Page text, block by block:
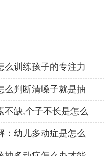
么训练孩子的专注力
么判断清嗓子就是抽
不缺,个子不长是怎么
：幼儿多动症是怎么